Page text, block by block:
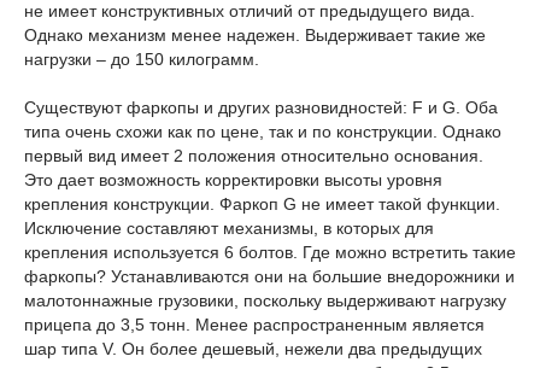
не имеет конструктивных отличий от предыдущего вида.
Однако механизм менее надежен. Выдерживает такие же
нагрузки – до 150 килограмм.
Существуют фаркопы и других разновидностей: F и G. Оба
типа очень схожи как по цене, так и по конструкции. Однако
первый вид имеет 2 положения относительно основания.
Это дает возможность корректировки высоты уровня
крепления конструкции. Фаркоп G не имеет такой функции.
Исключение составляют механизмы, в которых для
крепления используется 6 болтов. Где можно встретить такие
фаркопы? Устанавливаются они на большие внедорожники и
малотоннажные грузовики, поскольку выдерживают нагрузку
прицепа до 3,5 тонн. Менее распространенным является
шар типа V. Он более дешевый, нежели два предыдущих